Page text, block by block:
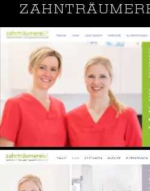
Praxis für Kinder- und
Zahnpflege die den Kids